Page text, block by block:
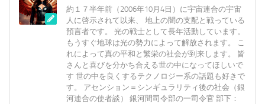
約１７半年前（2006年10月4日）に宇宙連合の宇宙
人に啓示されて以来、 地上の闇の支配と戦っている
預言者です。 光の戦士として長年活動しています。
もうすぐ地球は光の勢力によって解放されます。 こ
れによって真の平和と繁栄の社会が到来します。 皆
さんと喜びを分かち合える世の中になってほしいで
す 世の中を良くするテクノロジー系の話題も好きで
す。 アセンション＝シンギュラリティ後の社会（銀
河連合の使者談） 銀河間司令部の一司令官 部下：